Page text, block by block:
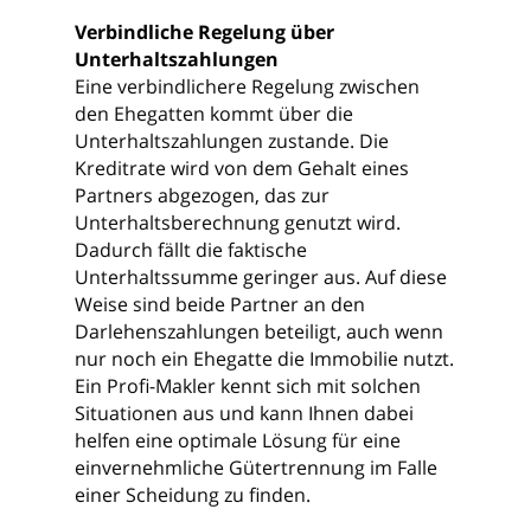
Verbindliche Regelung über
Unterhaltszahlungen
Eine verbindlichere Regelung zwischen
den Ehegatten kommt über die
Unterhaltszahlungen zustande. Die
Kreditrate wird von dem Gehalt eines
Partners abgezogen, das zur
Unterhaltsberechnung genutzt wird.
Dadurch fällt die faktische
Unterhaltssumme geringer aus. Auf diese
Weise sind beide Partner an den
Darlehenszahlungen beteiligt, auch wenn
nur noch ein Ehegatte die Immobilie nutzt.
Ein Profi-Makler kennt sich mit solchen
Situationen aus und kann Ihnen dabei
helfen eine optimale Lösung für eine
einvernehmliche Gütertrennung im Falle
einer Scheidung zu finden.